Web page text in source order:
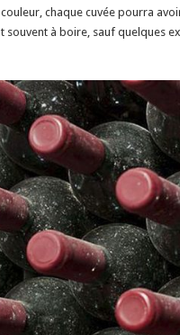
chaque cuvée pourra
à boire, sauf quelques